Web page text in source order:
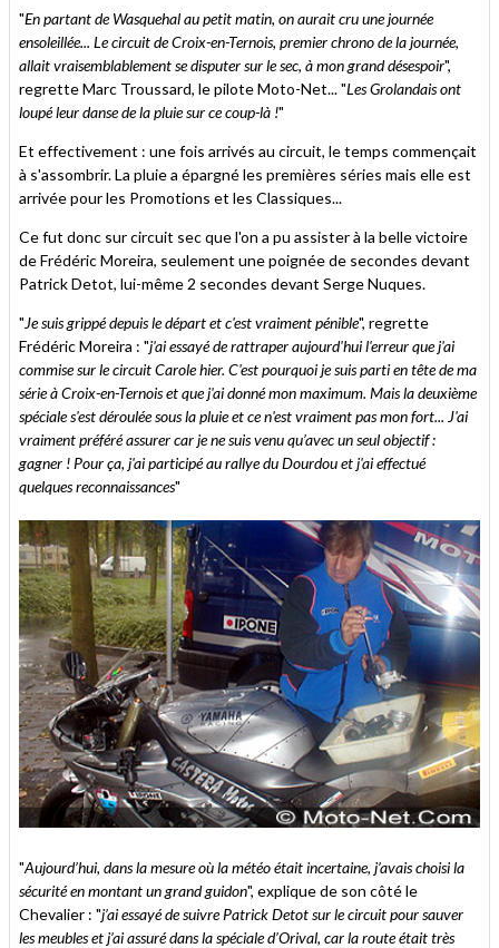
à
un
ami
"En partant de Wasquehal au petit matin, on aurait cru une journée
ensoleillée... Le circuit de Croix-en-Ternois, premier chrono de la journée,
allait vraisemblablement se disputer sur le sec, à mon grand désespoir",
regrette Marc Troussard, le pilote Moto-Net... "Les Grolandais ont
loupé leur danse de la pluie sur ce coup-là !"
Et effectivement : une fois arrivés au circuit, le temps commençait
à s'assombrir. La pluie a épargné les premières séries mais elle est
arrivée pour les Promotions et les Classiques...
Ce fut donc sur circuit sec que l'on a pu assister à la belle victoire
de Frédéric Moreira, seulement une poignée de secondes devant
Patrick Detot, lui-même 2 secondes devant Serge Nuques.
"Je suis grippé depuis le départ et c'est vraiment pénible", regrette
Frédéric Moreira : "j'ai essayé de rattraper aujourd'hui l'erreur que j'ai
commise sur le circuit Carole hier. C'est pourquoi je suis parti en tête de ma
série à Croix-en-Ternois et que j'ai donné mon maximum. Mais la deuxième
spéciale s'est déroulée sous la pluie et ce n'est vraiment pas mon fort... J'ai
vraiment préféré assurer car je ne suis venu qu’avec un seul objectif :
gagner ! Pour ça, j'ai participé au rallye du Dourdou et j'ai effectué
quelques reconnaissances"
"Aujourd’hui, dans la mesure où la météo était incertaine, j’avais choisi la
sécurité en montant un grand guidon", explique de son côté le
Chevalier : "j’ai essayé de suivre Patrick Detot sur le circuit pour sauver
les meubles et j’ai assuré dans la spéciale d’Orival, car la route était très